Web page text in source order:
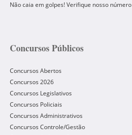
Não caia em golpes! Verifique nosso número
Concursos Públicos
Concursos Abertos
Concursos 2026
Concursos Legislativos
Concursos Policiais
Concursos Administrativos
Concursos Controle/Gestão